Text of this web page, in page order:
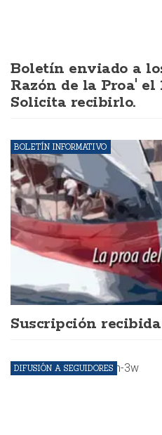
Boletín enviado a
Razón de la Proa' el
Solicita recibirlo.
BOLETÍN INFORMATIVO
Suscripción
DIFUSIÓN A SEGUIDORES